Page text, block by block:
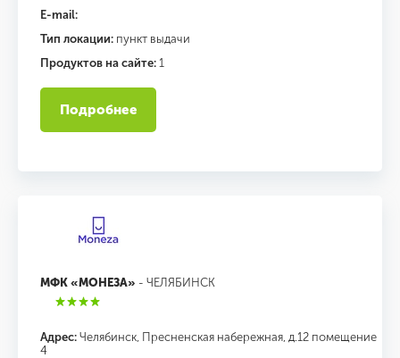
E-mail:
Тип локации: пункт выдачи
Продуктов на сайте: 1
Подробнее
МФК «МОНЕЗА» - ЧЕЛЯБИНСК
Адрес: Челябинск, Пресненская набережная, д.12 помещение
4